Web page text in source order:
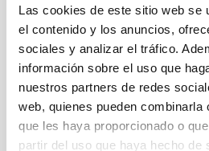
Las cookies de este sitio web se
el contenido y los anuncios,
sociales y analizar el tráfico.
información sobre el uso que
nuestros partners de redes
web, quienes pueden combinarla
que les haya proporcionado o
partir del uso que haya hecho de
ÁMBITO
CIENCIA Y TECNOLOGÍA
Astrofísica Público general
Física Solar (FS)
Astronomía solar